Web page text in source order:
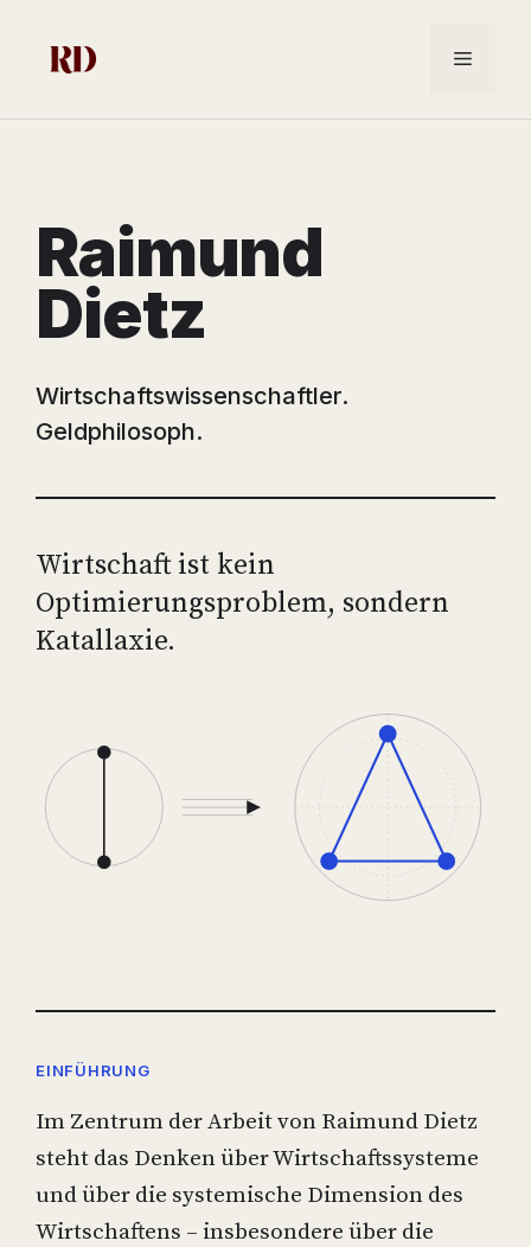
Inhalt
springen
Menü
Raimund
Dietz
Wirtschaftswissenschaftler.
Geldphilosoph.
Wirtschaft ist kein
Optimierungsproblem, sondern
Katallaxie.
EINFÜHRUNG
Im Zentrum der Arbeit von Raimund Dietz
steht das Denken über Wirtschaftssysteme
und über die systemische Dimension des
Wirtschaftens – insbesondere über die